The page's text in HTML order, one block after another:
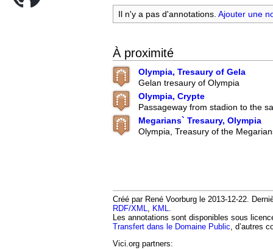
Il n'y a pas d'annotations. Ajouter une
À proximité
Olympia, Tresaury of Gela
Gelan tresaury of Olympia
Olympia, Crypte
Passageway from stadion to the
Megarians` Tresaury, Olympia
Olympia, Treasury of the
Créé par René Voorburg le 2013-12-22.
RDF/XML, KML.
Les annotations sont disponibles sous
Transfert dans le Domaine Public, d’autres
Vici.org partners: